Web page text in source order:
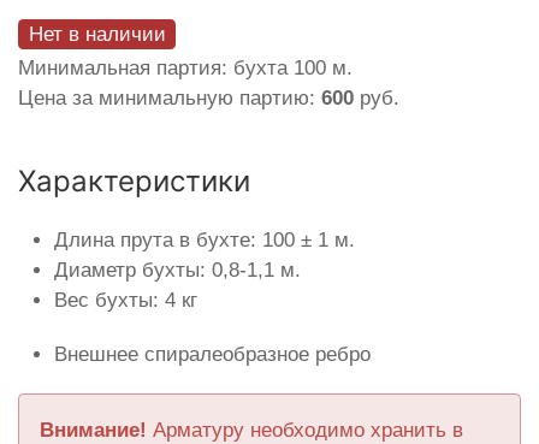
Нет в наличии
Минимальная партия: бухта 100 м.
Цена за минимальную партию: 600 руб.
Характеристики
Длина прута в бухте: 100 ± 1 м.
Диаметр бухты: 0,8-1,1 м.
Вес бухты: 4 кг
Внешнее спиралеобразное ребро
Внимание! Арматуру необходимо хранить в